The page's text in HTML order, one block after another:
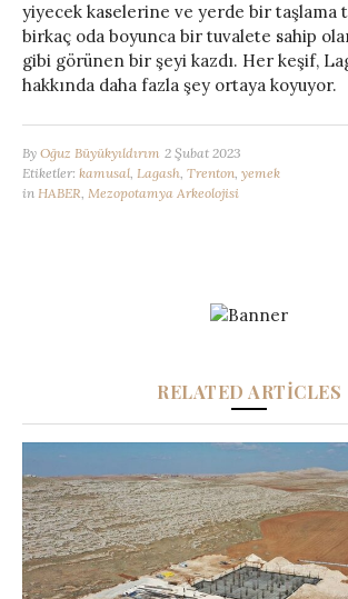
yiyecek kaselerine ve yerde bir taşlama
birkaç oda boyunca bir tuvalete sahip
gibi görünen bir şeyi kazdı. Her keşif,
hakkında daha fazla şey ortaya koyuyor.
By Oğuz Büyükyıldırım 2 Şubat 2023
Etiketler: kamusal, Lagash, Trenton, yemek
in HABER, Mezopotamya Arkeolojisi
RELATED ARTICLES